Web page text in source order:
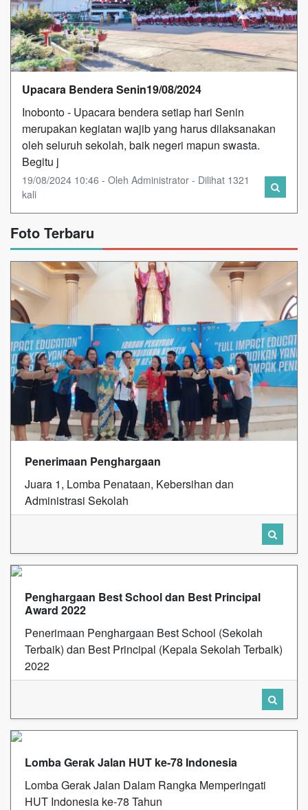
Upacara Bendera Senin19/08/2024
Inobonto - Upacara bendera setiap hari Senin
merupakan kegiatan wajib yang harus dilaksanakan
oleh seluruh sekolah, baik negeri mapun swasta.
Begitu j
19/08/2024 10:46 - Oleh Administrator - Dilihat 1321
kali
Foto Terbaru
Penerimaan Penghargaan
Juara 1, Lomba Penataan, Kebersihan dan
Administrasi Sekolah
Penghargaan Best School dan Best Principal
Award 2022
Penerimaan Penghargaan Best School (Sekolah
Terbaik) dan Best Principal (Kepala Sekolah Terbaik)
2022
Lomba Gerak Jalan HUT ke-78 Indonesia
Lomba Gerak Jalan Dalam Rangka Memperingati
HUT Indonesia ke-78 Tahun